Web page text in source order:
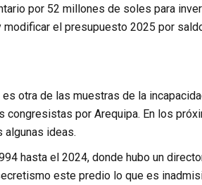
por 52 millones de soles para
el presupuesto 2025 por
otra de las muestras de la
congresistas por Arequipa. En los
algunas ideas.
hasta el 2024, donde hubo un
este predio lo que es